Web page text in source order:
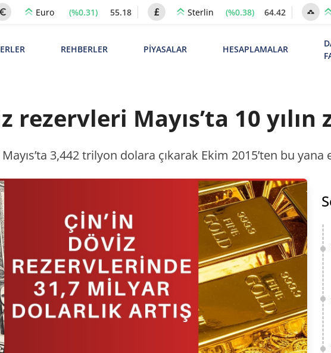
Euro (%0.31) 55.18 Sterlin (%0.38) 64.42
REHBERLER PİYASALAR HESAPLAMALAR
rezervleri Mayıs’ta 10 yılın
3,442 trilyon dolara çıkarak Ekim 2015’ten bu